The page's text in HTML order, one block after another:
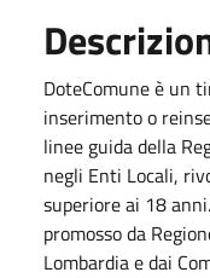
DoteComune è un
inserimento o
linee guida della
negli Enti Locali,
superiore ai 18
promosso da
Lombardia e dai